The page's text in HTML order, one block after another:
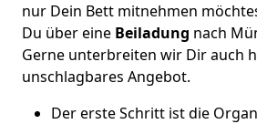
nur Dein Bett mitnehmen
Du über eine Beiladung nach
Gerne unterbreiten wir Dir auch
unschlagbares Angebot.
Der erste Schritt ist die